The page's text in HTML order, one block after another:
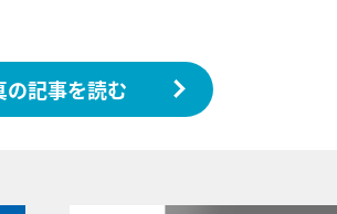
の記事を読む